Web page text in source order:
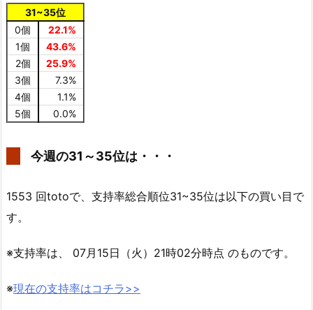
31~35位
0個
22.1%
1個
43.6%
2個
25.9%
3個
7.3%
4個
1.1%
5個
0.0%
今週の31～35位は・・・
1553 回totoで、支持率総合順位31~35位は以下の買い目で
す。
※支持率は、 07月15日（火）21時02分時点 のものです。
※現在の支持率はコチラ>>